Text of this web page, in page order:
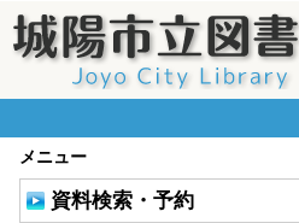
メニュー
資料検索・予約